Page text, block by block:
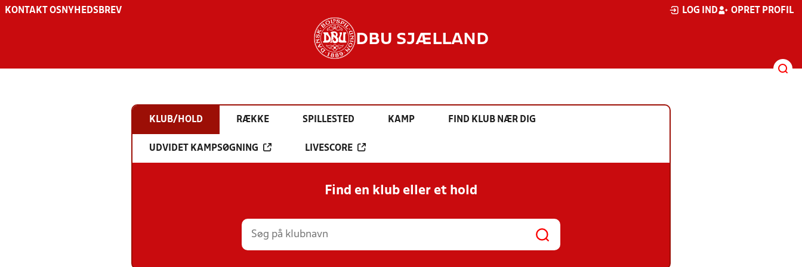
KONTAKT OS NYHEDSBREV LOG IND OPRET PROFIL
DBU SJÆLLAND
KLUB/HOLD RÆKKE SPILLESTED KAMP FIND KLUB NÆR DIG
UDVIDET KAMPSØGNING LIVESCORE
Find en klub eller et hold